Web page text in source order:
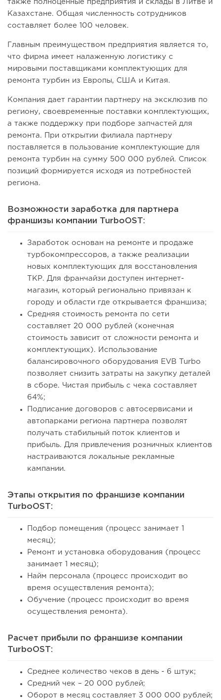
также полноценные предприятия и склады в Литве и
Казахстане. Общая численность сотрудников
составляет более 100 человек.
Главным преимуществом предприятия является то,
что фирма имеет налаженную логистику с
мировыми поставщиками комплектующих для
ремонта турбин из Европы, США и Китая.
Компания дает гарантии партнеру на эксклюзив по
региону, своевременные поставки комплектующих,
а также поддержку при подборе запчастей для
ремонта. При открытии филиала партнеру
поставляется в пользование комплектующие для
ремонта турбин на сумму 500 000 рублей. Список
позиций формируется исходя из потребностей
региона.
Возможности заработка для партнера
франшизы компании TurboOST:
Заработок основан на ремонте и продаже
турбокомпрессоров, а также реализации
новых комплектующих для восстановления
ТКР. Для франчайзи доступен интернет-
магазин, который регионально привязан к
городу и области где открывается франшиза;
Средняя стоимость ремонта по сети
составляет 20 000 рублей (конечная
стоимость зависит от сложности ремонта и
комплектующих). Использование
балансировочного оборудования EVB Turbo
позволяет снизить затраты на закупку деталей
в сборе. Чистая прибыль с чека составляет
64%;
Подписание договоров с автосервисами и
автопарками региона партнера позволят
получать стабильный поток клиентов и
прибыль. Для привлечения розничных клиентов
настраиваются локальные рекламные
кампании.
Этапы открытия по франшизе компании
TurboOST:
Подбор помещения (процесс занимает 1
месяц);
Ремонт и установка оборудования (процесс
занимает 1 месяц);
Найм персонала (процесс происходит во
время осуществления ремонта);
Обучение (процесс происходит во время
осуществления ремонта).
Расчет прибыли по франшизе компании
TurboOST:
Среднее количество чеков в день - 6 штук;
Средний чек – 20 000 рублей;
Оборот в месяц составляет 3 000 000 рублей;